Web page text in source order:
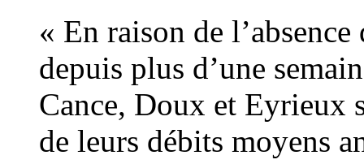
« En raison de
depuis plus d’une
Cance, Doux et Eyrieux
de leurs débits moyens